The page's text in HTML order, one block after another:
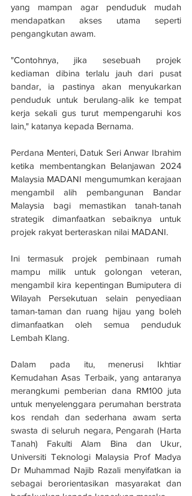
yang mampan agar penduduk mudah
mendapatkan akses utama seperti
pengangkutan awam.
"Contohnya, jika sesebuah projek
kediaman dibina terlalu jauh dari pusat
bandar, ia pastinya akan menyukarkan
penduduk untuk berulang-alik ke tempat
kerja sekali gus turut mempengaruhi kos
lain," katanya kepada Bernama.
Perdana Menteri, Datuk Seri Anwar Ibrahim
ketika membentangkan Belanjawan 2024
Malaysia MADANI mengumumkan kerajaan
mengambil alih pembangunan Bandar
Malaysia bagi memastikan tanah-tanah
strategik dimanfaatkan sebaiknya untuk
projek rakyat berteraskan nilai MADANI.
Ini termasuk projek pembinaan rumah
mampu milik untuk golongan veteran,
mengambil kira kepentingan Bumiputera di
Wilayah Persekutuan selain penyediaan
taman-taman dan ruang hijau yang boleh
dimanfaatkan oleh semua penduduk
Lembah Klang.
Dalam pada itu, menerusi Ikhtiar
Kemudahan Asas Terbaik, yang antaranya
merangkumi pemberian dana RM100 juta
untuk menyelenggara perumahan berstrata
kos rendah dan sederhana awam serta
swasta di seluruh negara, Pengarah (Harta
Tanah) Fakulti Alam Bina dan Ukur,
Universiti Teknologi Malaysia Prof Madya
Dr Muhammad Najib Razali menyifatkan ia
sebagai berorientasikan masyarakat dan